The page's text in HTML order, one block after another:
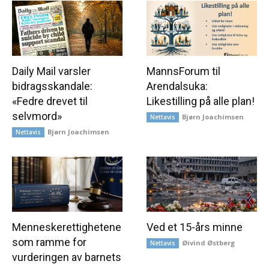
Daily Mail varsler
bidragsskandale:
«Fedre drevet til
selvmord»
Nettavis Bjørn Joachimsen
MannsForum til
Arendalsuka:
Likestilling på alle plan!
Nettavis Bjørn Joachimsen
Menneskerettighetene
som ramme for
vurderingen av barnets
Ved et 15-års minne
Nettavis Øivind Østberg